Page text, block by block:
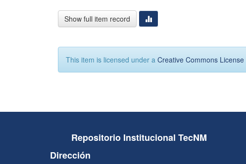
Show full item record
This item is licensed under a Creative Commons License
Repositorio Institucional TecNM
Dirección